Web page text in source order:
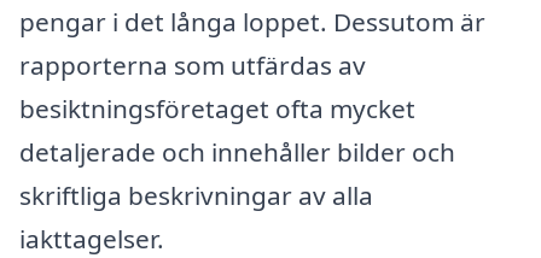
pengar i det långa loppet. Dessutom är
rapporterna som utfärdas av
besiktningsföretaget ofta mycket
detaljerade och innehåller bilder och
skriftliga beskrivningar av alla
iakttagelser.